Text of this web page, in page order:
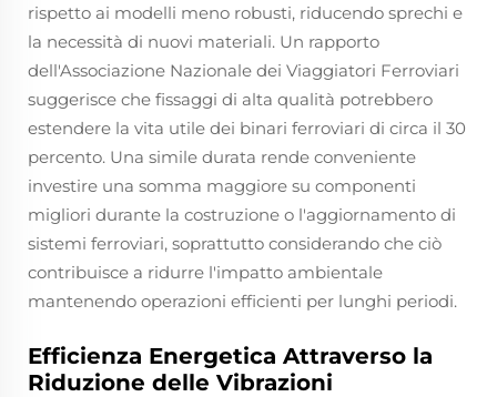
rispetto ai modelli meno robusti, riducendo sprechi e
la necessità di nuovi materiali. Un rapporto
dell'Associazione Nazionale dei Viaggiatori Ferroviari
suggerisce che fissaggi di alta qualità potrebbero
estendere la vita utile dei binari ferroviari di circa il 30
percento. Una simile durata rende conveniente
investire una somma maggiore su componenti
migliori durante la costruzione o l'aggiornamento di
sistemi ferroviari, soprattutto considerando che ciò
contribuisce a ridurre l'impatto ambientale
mantenendo operazioni efficienti per lunghi periodi.
Efficienza Energetica Attraverso la
Riduzione delle Vibrazioni